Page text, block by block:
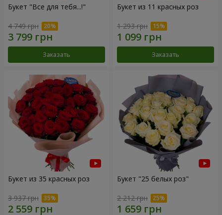
Букет "Все для тебя...!"
4 749 грн
Заказать
Букет из 11 красных роз
1 293 грн
Заказать
Букет из 35 красных роз
3 937 грн
Букет "25 белых роз"
2 212 грн